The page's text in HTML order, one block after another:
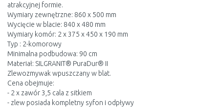
atrakcyjnej formie.
Wymiary zewnętrzne: 860 x 500 mm
Wycięcie w blacie: 840 x 480 mm
Wymiary komór: 2 x 375 x 450 x 190 mm
Typ : 2-komorowy
Minimalna podbudowa: 90 cm
Materiał: SILGRANIT® PuraDur® II
Zlewozmywak wpuszczany w blat.
Cena obejmuje:
- 2 x zawór 3,5 cala z sitkiem
- zlew posiada kompletny syfon i odpływy